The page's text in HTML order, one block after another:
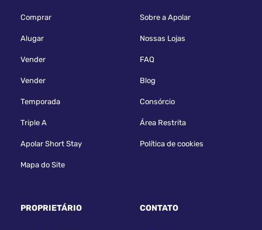
Comprar
Alugar
Vender
Vender
Temporada
Triple A
Apolar Short Stay
Mapa do Site
Sobre a Apolar
Nossas Lojas
FAQ
Blog
Consórcio
Área Restrita
Política de cookies
PROPRIETÁRIO CONTATO